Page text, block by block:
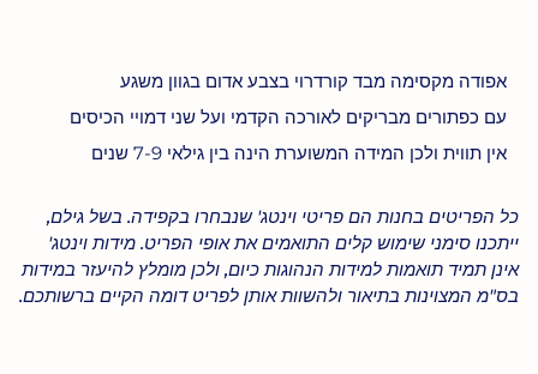
אפודה מקסימה מבד קורדרוי בצבע אדום בגוון משגע
עם כפתורים מבריקים לאורכה הקדמי ועל שני דמויי הכיסים
אין תווית ולכן המידה המשוערת הינה בין גילאי 7-9 שנים
כל הפריטים בחנות הם פריטי וינטג' שנבחרו בקפידה. בשל גילם,
ייתכנו סימני שימוש קלים התואמים את אופי הפריט. מידות וינטג'
אינן תמיד תואמות למידות הנהוגות כיום, ולכן מומלץ להיעזר במידות
בס"מ המצוינות בתיאור ולהשוות אותן לפריט דומה הקיים ברשותכם.